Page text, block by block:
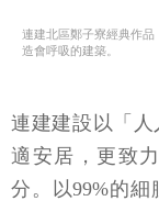
連建北區鄭子寮經典作
造會呼吸的建築。
連建建設以「
適安居，更致
分。以99%的